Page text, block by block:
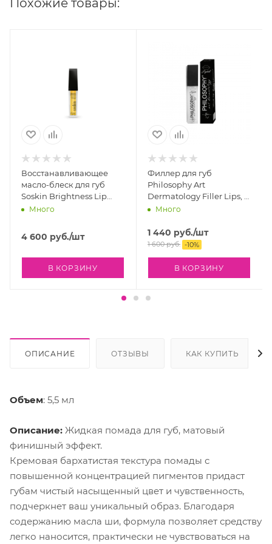
Похожие товары:
Восстанавливающее
масло-блеск для губ
Soskin Brightness Lip
Repair nourishing, 4,5 мл
Много
4 600 руб./шт
В КОРЗИНУ
Филлер для губ
Philosophy Art
Dermatology Filler Lips, 7
млМного
1 440 руб./шт
1 600руб. -10%
В КОРЗИНУ
ОПИСАНИЕ ОТЗЫВЫ КАК КУПИТЬ
Объем: 5,5 мл
Описание: Жидкая помада для губ, матовый
финишный эффект.
Кремовая бархатистая текстура помады с
повышенной концентрацией пигментов придаст
губам чистый насыщенный цвет и чувственность,
подчеркнет ваш уникальный образ. Благодаря
содержанию масла ши, формула позволяет средству
легко наносится, практически не чувствоваться на